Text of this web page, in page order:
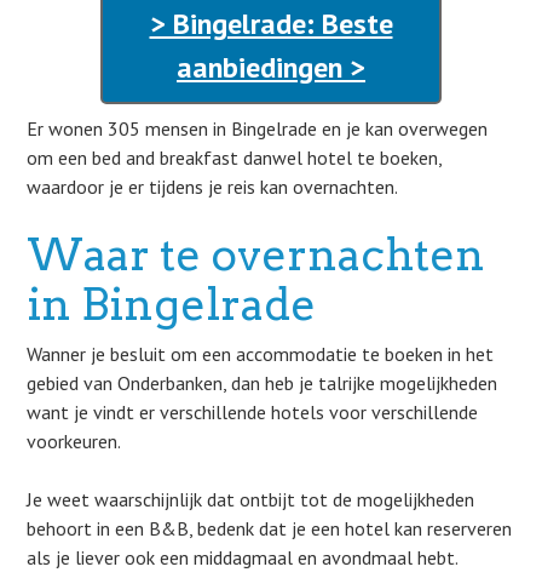
> Bingelrade: Beste
aanbiedingen >
Er wonen 305 mensen in Bingelrade en je kan overwegen
om een bed and breakfast danwel hotel te boeken,
waardoor je er tijdens je reis kan overnachten.
Waar te overnachten
in Bingelrade
Wanner je besluit om een accommodatie te boeken in het
gebied van Onderbanken, dan heb je talrijke mogelijkheden
want je vindt er verschillende hotels voor verschillende
voorkeuren.
Je weet waarschijnlijk dat ontbijt tot de mogelijkheden
behoort in een B&B, bedenk dat je een hotel kan reserveren
als je liever ook een middagmaal en avondmaal hebt.